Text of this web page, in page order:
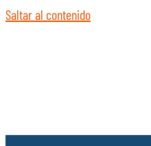
Saltar al contenido